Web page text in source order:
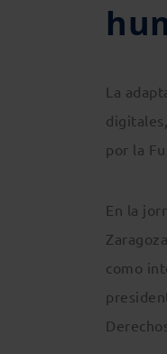
La
por la
En la
como